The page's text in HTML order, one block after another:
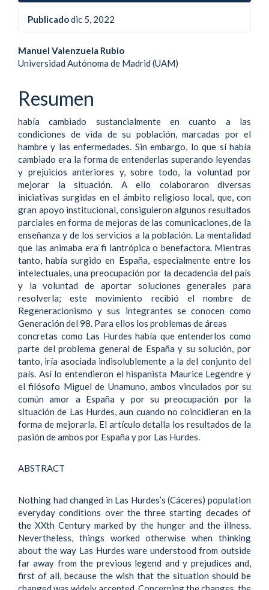
Publicadodic 5, 2022
Contenido
del
artículo
Manuel Valenzuela Rubio
Universidad Autónoma de Madrid (UAM)
Resumen
había cambiado sustancialmente en cuanto a las
condiciones de vida de su población, marcadas por el
hambre y las enfermedades. Sin embargo, lo que sí había
cambiado era la forma de entenderlas superando leyendas
y prejuicios anteriores y, sobre todo, la voluntad por
mejorar la situación. A ello colaboraron diversas
iniciativas surgidas en el ámbito religioso local, que, con
gran apoyo institucional, consiguieron algunos resultados
parciales en forma de mejoras de las comunicaciones, de la
enseñanza y de los servicios a la población. La mentalidad
que las animaba era fi lantrópica o benefactora. Mientras
tanto, había surgido en España, especialmente entre los
intelectuales, una preocupación por la decadencia del país
y la voluntad de aportar soluciones generales para
resolverla; este movimiento recibió el nombre de
Regeneracionismo y sus integrantes se conocen como
Generación del 98. Para ellos los problemas de áreas
concretas como Las Hurdes había que entenderlos como
parte del problema general de España y su solución, por
tanto, iría asociada indisolublemente a la del conjunto del
país. Así lo entendieron el hispanista Maurice Legendre y
el filósofo Miguel de Unamuno, ambos vinculados por su
común amor a España y por su preocupación por la
situación de Las Hurdes, aun cuando no coincidieran en la
forma de mejorarla. El artículo detalla los resultados de la
pasión de ambos por España y por Las Hurdes.
ABSTRACT
Nothing had changed in Las Hurdes’s (Cáceres) population
everyday conditions over the three starting decades of
the XXth Century marked by the hunger and the illness.
Nevertheless, things worked otherwise when thinking
about the way Las Hurdes ware understood from outside
far away from the previous legend and y prejudices and,
first of all, because the wish that the situation should be